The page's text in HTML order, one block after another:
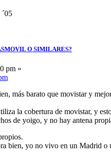
O SIMILARES?
pm »
más barato que movistar y
la cobertura de movistar, y
de yoigo, y no hay antena
bien, yo no vivo en un Madrid o